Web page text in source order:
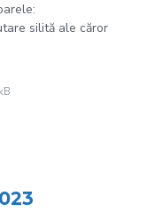
silită ale căror